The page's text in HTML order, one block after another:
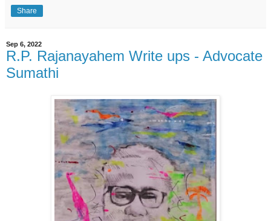
Share
Sep 6, 2022
R.P. Rajanayahem Write ups - Advocate
Sumathi